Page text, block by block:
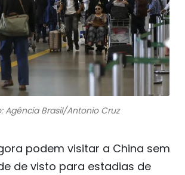
Agência Brasil/Antonio Cruz
podem visitar a China sem
de visto para estadias de